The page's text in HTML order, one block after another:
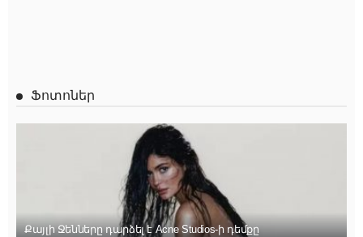
Ֆոտոներ
Քայլի Ջենները դարձել է Acne Studios-ի դեմքը